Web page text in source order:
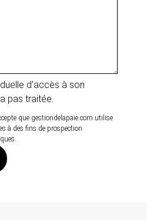
d'accès à son
pas traitée.
que gestiondelapaie.com utilise
à des fins de prospection